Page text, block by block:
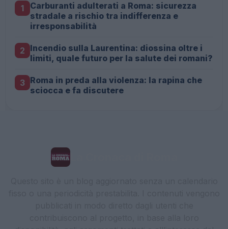
1
Carburanti adulterati a Roma: sicurezza
stradale a rischio tra indifferenza e
irresponsabilità
2 Incendio sulla Laurentina: diossina oltre i
limiti, quale futuro per la salute dei romani?
3 Roma in preda alla violenza: la rapina che
sciocca e fa discutere